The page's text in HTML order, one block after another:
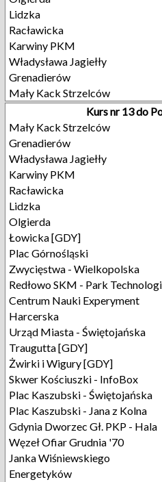
Lidzka
Racławicka
Karwiny PKM
Władysława Jagiełły
Grenadierów
Mały Kack Strzelców
Kurs nr 13 do
Mały Kack Strzelców
Grenadierów
Władysława Jagiełły
Karwiny PKM
Racławicka
Lidzka
Olgierda
Łowicka [GDY]
Plac Górnośląski
Zwycięstwa - Wielkopolska
Redłowo SKM - Park
Centrum Nauki Experyment
Harcerska
Urząd Miasta - Świętojańska
Traugutta [GDY]
Żwirki i Wigury [GDY]
Skwer Kościuszki - InfoBox
Plac Kaszubski - Świętojańska
Plac Kaszubski - Jana z Kolna
Gdynia Dworzec Gł. PKP - Hala
Węzeł Ofiar Grudnia '70
Janka Wiśniewskiego
Energetyków